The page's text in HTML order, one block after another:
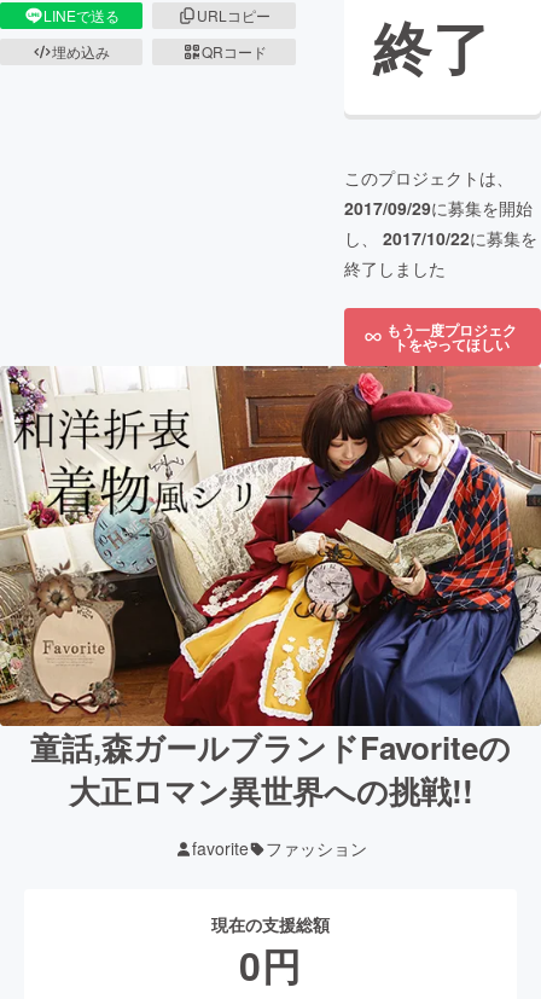
LINEで送る
URLコピー
埋め込み
QRコード 終了
このプロジェクトは、
2017/09/29に募集を開始
し、 2017/10/22に募集を
終了しました
もう一度プロジェク
トをやってほしい
童話,森ガールブランドFavoriteの
大正ロマン異世界への挑戦!!
favorite ファッション
現在の支援総額
0円